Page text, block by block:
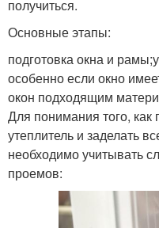
получиться.
Основные этапы:
подготовка окна и
особенно если окно
окон подходящим
Для понимания того, как
утеплитель и заделать
необходимо учитывать
проемов: